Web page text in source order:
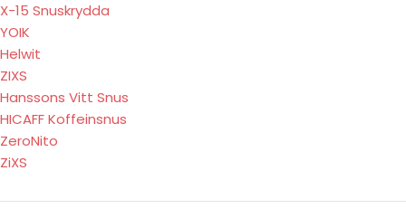
X-15 Snuskrydda
YOIK
Helwit
ZIXS
Hanssons Vitt Snus
HICAFF Koffeinsnus
ZeroNito
ZiXS